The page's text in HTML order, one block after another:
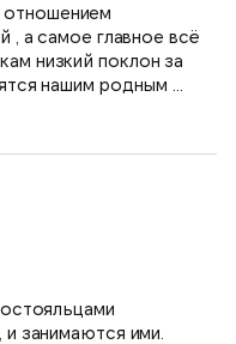
, а самое главное всё
низкий поклон за
нашим родным ...
занимаются ими.